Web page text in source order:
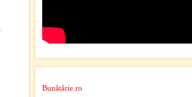
Bunătărie.ro